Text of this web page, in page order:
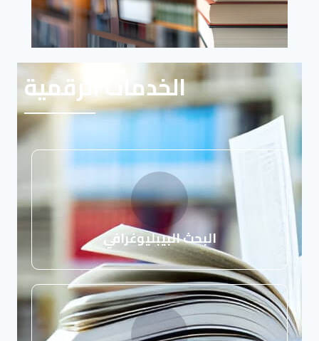
الخدمات الرقمية
البحث البيبليوغرافي